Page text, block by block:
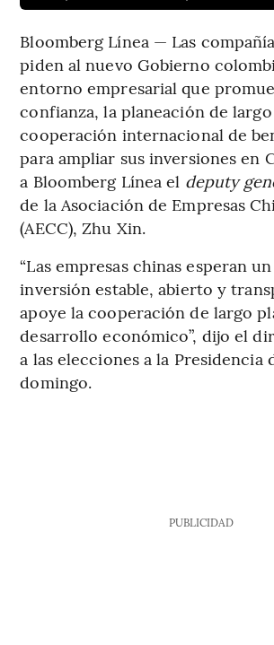
Bloomberg Línea — Las
piden al nuevo Gobierno
entorno empresarial que
confianza, la planeación de
cooperación internacional de
para ampliar sus inversiones en
a Bloomberg Línea el deputy
de la Asociación de Empresas
(AECC), Zhu Xin.
“Las empresas chinas esperan
inversión estable, abierto y
apoye la cooperación de largo
desarrollo económico”, dijo el
a las elecciones a la Presidencia
domingo.
PUBLICIDAD